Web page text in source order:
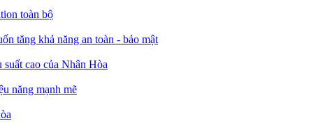
toàn bộ
tăng khả năng an toàn - bảo mật
cao của Nhân Hòa
năng mạnh mẽ